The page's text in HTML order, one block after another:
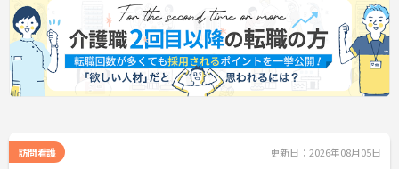
訪問看護 更新日：2026年08月05日